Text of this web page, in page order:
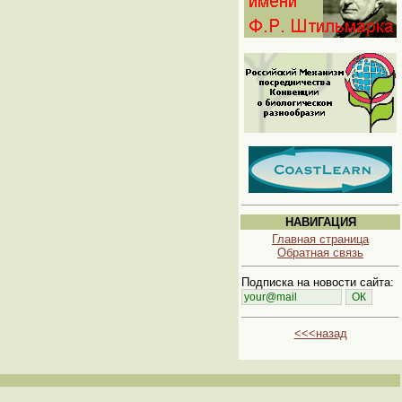
НАВИГАЦИЯ
Главная страница
Обратная связь
Подписка на новости сайта:
<<<назад